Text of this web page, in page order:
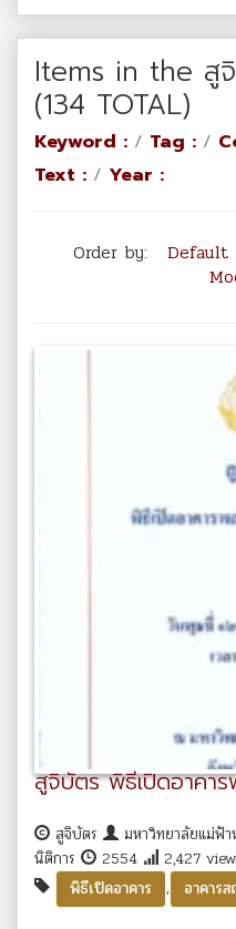
Items in the สู
(134 TOTAL)
Keyword : / Tag : /
Text : / Year :
Order by: Default
สูจิบัตร พิธีเปิดอาคาร
สูจิบัตร
มหาวิทยาลัยแม่ฟ้
นิติการ
2554
2,427
พิธีเปิดอาคาร
, อาคาร